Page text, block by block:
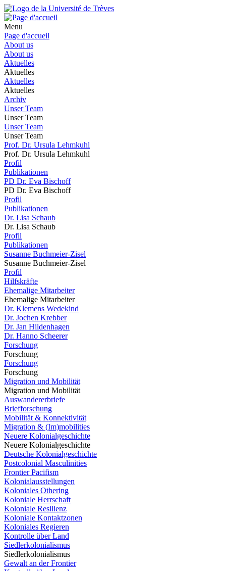
Menu
Page d'accueil
About us
About us
Aktuelles
Aktuelles
Aktuelles
Aktuelles
Archiv
Unser Team
Unser Team
Unser Team
Unser Team
Prof. Dr. Ursula Lehmkuhl
Prof. Dr. Ursula Lehmkuhl
Profil
Publikationen
PD Dr. Eva Bischoff
PD Dr. Eva Bischoff
Profil
Publikationen
Dr. Lisa Schaub
Dr. Lisa Schaub
Profil
Publikationen
Susanne Buchmeier-Zisel
Susanne Buchmeier-Zisel
Profil
Hilfskräfte
Ehemalige Mitarbeiter
Ehemalige Mitarbeiter
Dr. Klemens Wedekind
Dr. Jochen Krebber
Dr. Jan Hildenhagen
Dr. Hanno Scheerer
Forschung
Forschung
Forschung
Forschung
Migration und Mobilität
Migration und Mobilität
Auswandererbriefe
Briefforschung
Mobilität & Konnektivität
Migration & (Im)mobilities
Neuere Kolonialgeschichte
Neuere Kolonialgeschichte
Deutsche Kolonialgeschichte
Postcolonial Masculinities
Frontier Pacifism
Kolonialausstellungen
Koloniales Othering
Koloniale Herrschaft
Koloniale Resilienz
Koloniale Kontaktzonen
Koloniales Regieren
Kontrolle über Land
Siedlerkolonialismus
Siedlerkolonialismus
Gewalt an der Frontier